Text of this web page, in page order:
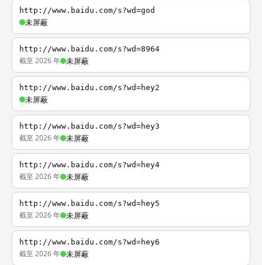
http://www.baidu.com/s?wd=god
未屏蔽
http://www.baidu.com/s?wd=8964
截至 2026 年 未屏蔽
http://www.baidu.com/s?wd=hey2
未屏蔽
http://www.baidu.com/s?wd=hey3
截至 2026 年 未屏蔽
http://www.baidu.com/s?wd=hey4
截至 2026 年 未屏蔽
http://www.baidu.com/s?wd=hey5
截至 2026 年 未屏蔽
http://www.baidu.com/s?wd=hey6
截至 2026 年 未屏蔽